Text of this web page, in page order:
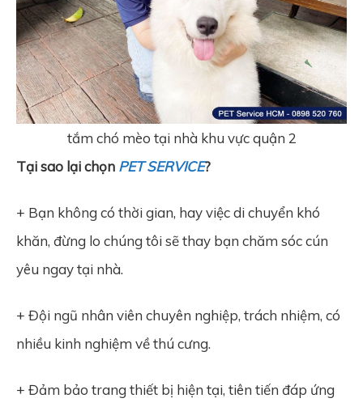
tắm chó mèo tại nhà khu vực quận 2
Tại sao lại chọn PET SERVICE?
+ Bạn không có thời gian, hay việc di chuyển khó
khăn, đừng lo chúng tôi sẽ thay bạn chăm sóc cún
yêu ngay tại nhà.
+ Đội ngũ nhân viên chuyên nghiệp, trách nhiệm, có
nhiều kinh nghiệm về thú cưng.
+ Đảm bảo trang thiết bị hiện tại, tiên tiến đáp ứng